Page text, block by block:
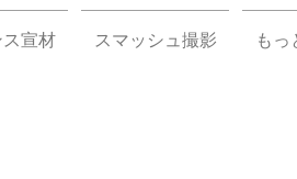
ス宣材 スマッシュ撮影 もっ